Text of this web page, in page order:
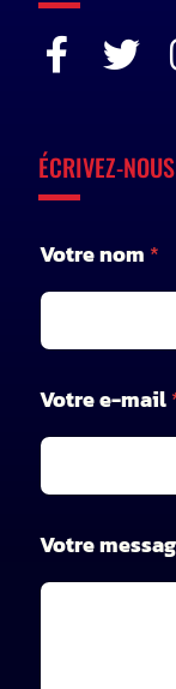
ÉCRIVEZ-NOUS
-
m
a
i
m
e
s
a
e
*
Votre nom *
Votre e-mail
Votre